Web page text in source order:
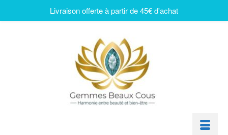
Livraison offerte à partir de 45€ d'achat